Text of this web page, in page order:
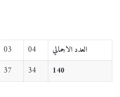
03 04
العدد الاجمالي
37 34 140